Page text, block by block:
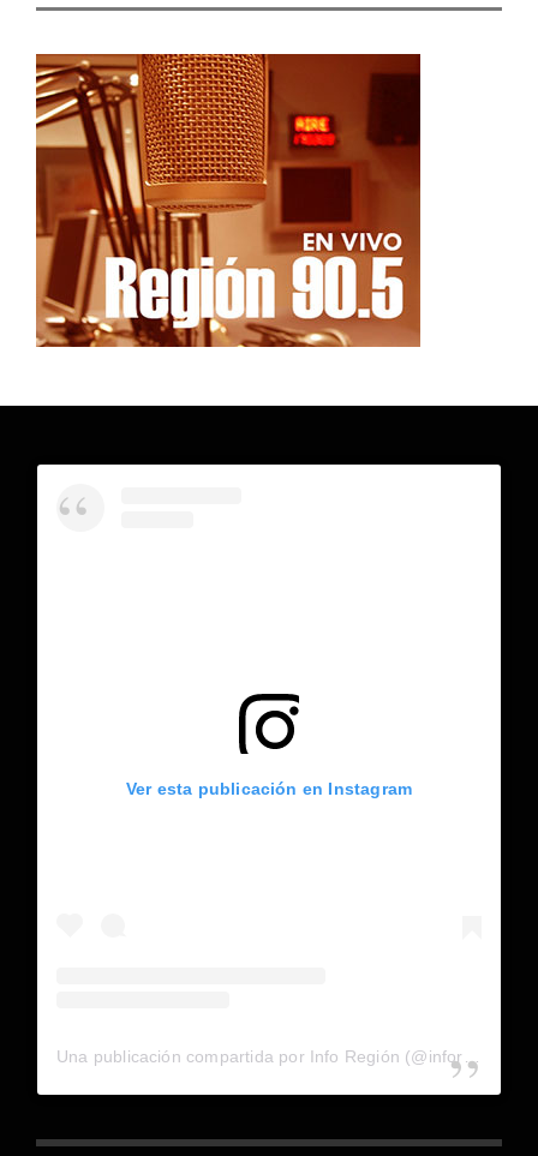
Ver esta publicación en Instagram